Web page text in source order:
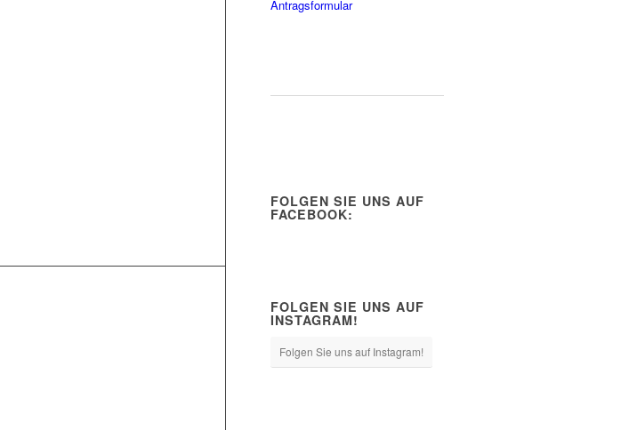
Antragsformular
FOLGEN SIE UNS AUF
FACEBOOK:
FOLGEN SIE UNS AUF
INSTAGRAM!
Folgen Sie uns auf Instagram!